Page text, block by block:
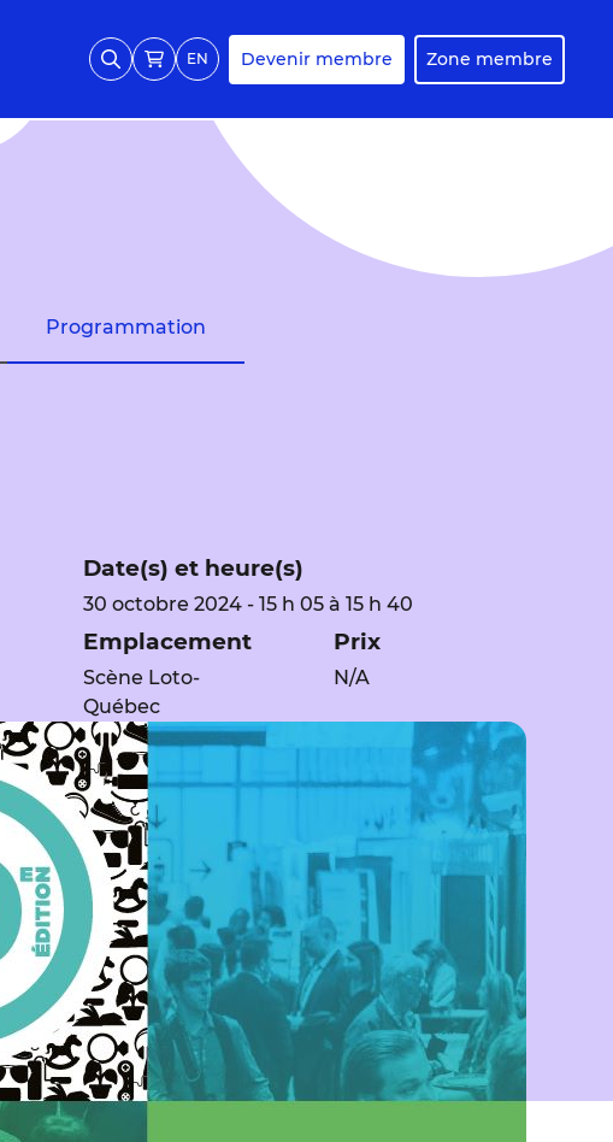
EN Devenir membre Zone membre
Programmation
Date(s) et heure(s)
30 octobre 2024 - 15 h 05 à 15 h 40
Emplacement
Scène Loto-
Québec
Prix
N/A